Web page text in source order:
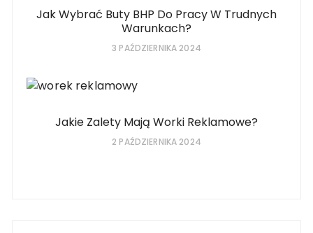
Jak Wybrać Buty BHP Do Pracy W Trudnych
Warunkach?
3 PAŹDZIERNIKA 2024
Jakie Zalety Mają Worki Reklamowe?
2 PAŹDZIERNIKA 2024